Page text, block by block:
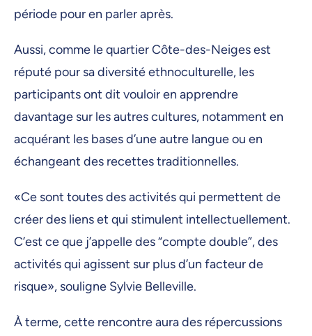
période pour en parler après.
Aussi, comme le quartier Côte-des-Neiges est
réputé pour sa diversité ethnoculturelle, les
participants ont dit vouloir en apprendre
davantage sur les autres cultures, notamment en
acquérant les bases d’une autre langue ou en
échangeant des recettes traditionnelles.
«Ce sont toutes des activités qui permettent de
créer des liens et qui stimulent intellectuellement.
C’est ce que j’appelle des “compte double”, des
activités qui agissent sur plus d’un facteur de
risque», souligne Sylvie Belleville.
À terme, cette rencontre aura des répercussions